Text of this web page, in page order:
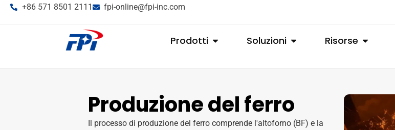
+86 571 8501 2111 fpi-online@fpi-inc.com
Prodotti Soluzioni Risorse
Produzione del ferro
Il processo di produzione del ferro comprende l'altoforno (BF) e la